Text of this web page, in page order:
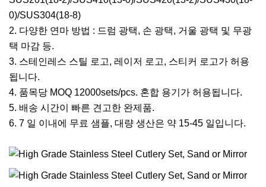
0)/SUS304(18-8)
2. 다양한 연마 방법 : 드럼 광택, 손 광택, 거울 광택 및 무광
택 마감 등.
3. 스테인레스 스틸 로고, 레이저 로고, 스티커 로고가 허용
됩니다.
4. 품목당 MOQ 12000sets/pcs. 혼합 용기가 허용됩니다.
5. 배송 시간이 빠른 견고한 완제품.
6. 7 일 이내에 무료 샘플, 대량 생산은 약 15-45 일입니다.